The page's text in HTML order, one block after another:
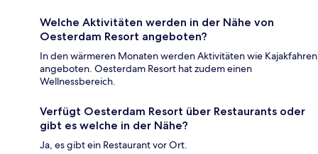
Welche Aktivitäten werden in der Nähe von
Oesterdam Resort angeboten?
In den wärmeren Monaten werden Aktivitäten wie Kajakfahren
angeboten. Oesterdam Resort hat zudem einen
Wellnessbereich.
Verfügt Oesterdam Resort über Restaurants oder
gibt es welche in der Nähe?
Ja, es gibt ein Restaurant vor Ort.